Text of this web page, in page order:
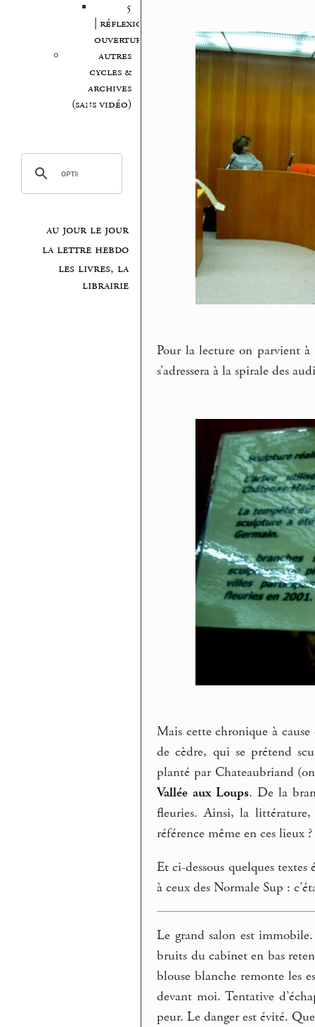
5
| réflexion,
ouvertures
autres
cycles &
archives
(sans vidéo)
au jour le jour
la lettre hebdo
les livres, la
librairie
Pour la lecture on parvient
s’adressera à la spirale des
Mais cette chronique à
de cèdre, qui se prétend
planté par Chateaubriand
Vallée aux Loups. De la
fleuries. Ainsi, la
référence même en ces lieux ?
Et ci-dessous quelques
à ceux des Normale Sup :
Le grand salon est
bruits du cabinet en bas
blouse blanche remonte les
devant moi. Tentative
peur. Le danger est évité.